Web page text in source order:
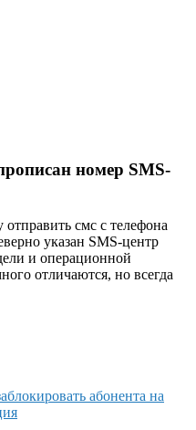
номер SMS-
смс с телефона
указан SMS-центр
и операционной
отличаются, но всегда
абонента на